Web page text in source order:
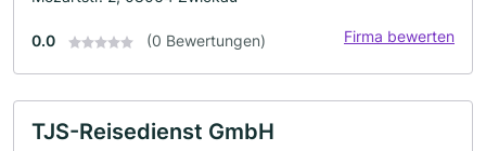
0.0 (0 Bewertungen) Firma bewerten
TJS-Reisedienst GmbH